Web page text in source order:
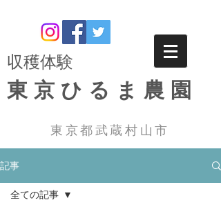
​収穫体験
東京ひるま農園
東京都武蔵村山市
記事
全ての記事